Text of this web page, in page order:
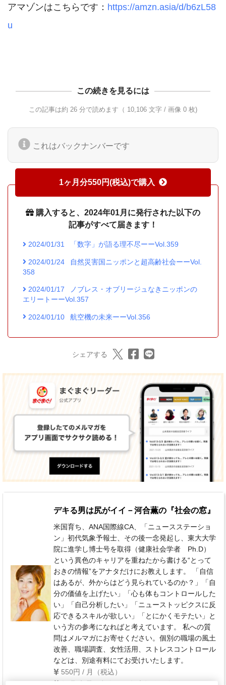
アマゾンはこちらです： https://amzn.asia/d/b6zL58
u
この続きを見るには
この記事は約 26 分で読めます（ 10,106 文字 / 画像 0 枚)
これはバックナンバーです
1ヶ月分550円(税込)で購入
購入すると、2024年01月に発行された以下の
記事がすべて届きます！
2024/01/31 「数字」が語る理不尽ーーVol.359
2024/01/24
自然災害国ニッポンと超高齢社会ーーVol.
358
2024/01/17
ノブレス・オブリージュなきニッポンの
エリートーーVol.357
2024/01/10 航空機の未来ーーVol.356
シェアする
デキる男は尻がイイ－河合薫の『社会の窓』
米国育ち、ANA国際線CA、「ニュースステーショ
ン」初代気象予報士、その後一念発起し、東大大学
院に進学し博士号を取得（健康社会学者 Ph.D）
という異色のキャリアを重ねたから書ける“とって
おきの情報”をアナタだけにお教えします。 「自信
はあるが、外からはどう見られているのか？」「自
分の価値を上げたい」「心も体もコントロールした
い」「自己分析したい」「ニューストッピクスに反
応できるスキルが欲しい」「とにかくモテたい」と
いう方の参考になればと考えています。 私への質
問はメルマガにお寄せください。個別の職場の風土
改善、職場調査、女性活用、ストレスコントロール
などは、別途有料にてお受けいたします。
550円 / 月（税込）